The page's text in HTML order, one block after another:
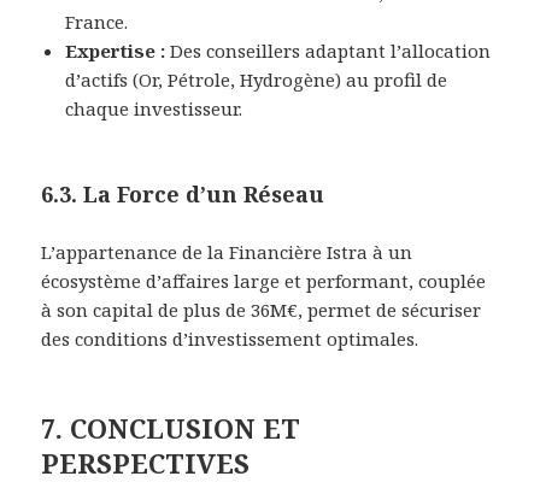
France.
Expertise : Des conseillers adaptant l’allocation
d’actifs (Or, Pétrole, Hydrogène) au profil de
chaque investisseur.
6.3. La Force d’un Réseau
L’appartenance de la Financière Istra à un
écosystème d’affaires large et performant, couplée
à son capital de plus de 36M€, permet de sécuriser
des conditions d’investissement optimales.
7. CONCLUSION ET
PERSPECTIVES